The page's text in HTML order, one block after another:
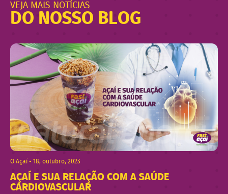
VEJA MAIS NOTÍCIAS
DO NOSSO BLOG
O Açaí - 18, outubro, 2023
AÇAÍ E SUA RELAÇÃO COM A SAÚDE
CARDIOVASCULAR